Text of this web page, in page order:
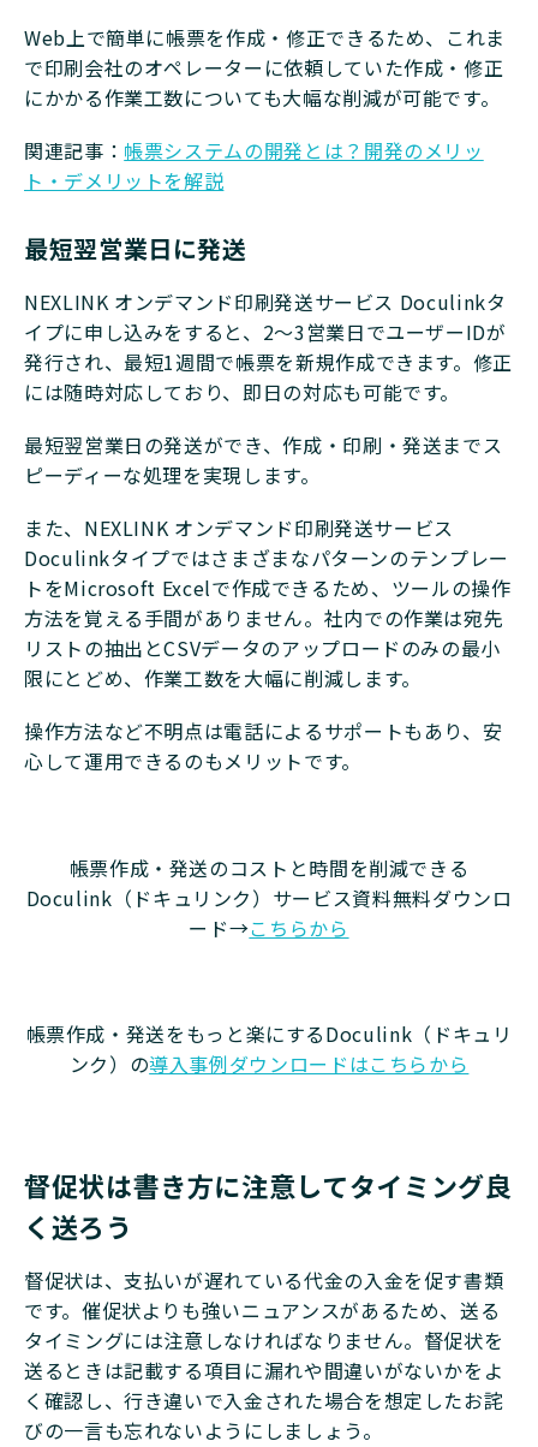
Web上で簡単に帳票を作成・修正できるため、これま
で印刷会社のオペレーターに依頼していた作成・修正
にかかる作業工数についても大幅な削減が可能です。
関連記事： 帳票システムの開発とは？開発のメリッ
ト・デメリットを解説
最短翌営業日に発送
NEXLINK オンデマンド印刷発送サービス Doculinkタ
イプに申し込みをすると、2〜3営業日でユーザーIDが
発行され、最短1週間で帳票を新規作成できます。修正
には随時対応しており、即日の対応も可能です。
最短翌営業日の発送ができ、作成・印刷・発送までス
ピーディーな処理を実現します。
また、NEXLINK オンデマンド印刷発送サービス
Doculinkタイプではさまざまなパターンのテンプレー
トをMicrosoft Excelで作成できるため、ツールの操作
方法を覚える手間がありません。社内での作業は宛先
リストの抽出とCSVデータのアップロードのみの最小
限にとどめ、作業工数を大幅に削減します。
操作方法など不明点は電話によるサポートもあり、安
心して運用できるのもメリットです。
帳票作成・発送のコストと時間を削減できる
Doculink（ドキュリンク）サービス資料無料ダウンロ
ード→こちらから
帳票作成・発送をもっと楽にするDoculink（ドキュリ
ンク）の導入事例ダウンロードはこちらから
督促状は書き方に注意してタイミング良
く送ろう
督促状は、支払いが遅れている代金の入金を促す書類
です。催促状よりも強いニュアンスがあるため、送る
タイミングには注意しなければなりません。督促状を
送るときは記載する項目に漏れや間違いがないかをよ
く確認し、行き違いで入金された場合を想定したお詫
びの一言も忘れないようにしましょう。